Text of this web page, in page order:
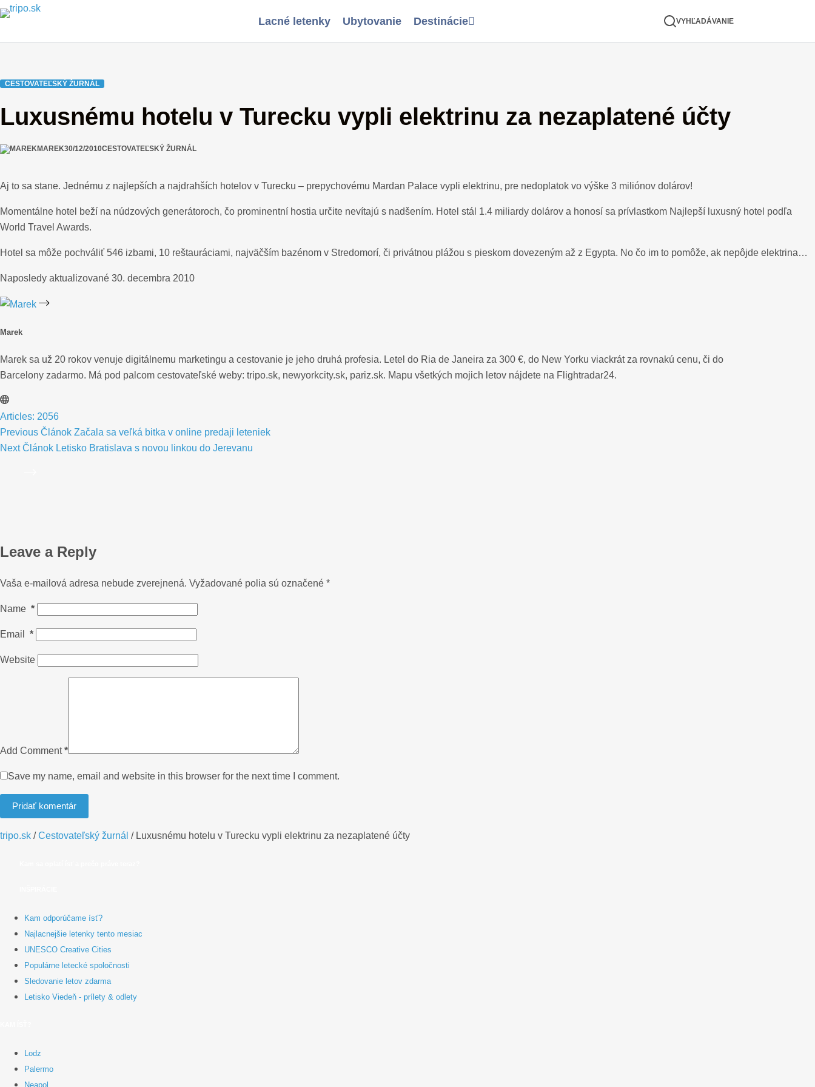
Skip
Lacné letenky Ubytovanie Destinácie VYHĽADÁVANIE
CESTOVATEĽSKÝ ŽURNÁL
Luxusnému hotelu v Turecku vypli elektrinu za nezaplatené účty
MAREK30/12/2010CESTOVATEĽSKÝ ŽURNÁL
Aj to sa stane. Jednému z najlepších a najdrahších hotelov v Turecku – prepychovému Mardan Palace vypli elektrinu, pre nedoplatok vo výške 3 miliónov dolárov!
Momentálne hotel beží na núdzových generátoroch, čo prominentní hostia určite nevítajú s nadšením. Hotel stál 1.4 miliardy dolárov a honosí sa prívlastkom Najlepší luxusný hotel podľa
World Travel Awards.
Hotel sa môže pochváliť 546 izbami, 10 reštauráciami, najväčším bazénom v Stredomorí, či privátnou plážou s pieskom dovezeným až z Egypta. No čo im to pomôže, ak nepôjde elektrina…
Naposledy aktualizované 30. decembra 2010
Marek
Marek sa už 20 rokov venuje digitálnemu marketingu a cestovanie je jeho druhá profesia. Letel do Ria de Janeira za 300 €, do New Yorku viackrát za rovnakú cenu, či do
Barcelony zadarmo. Má pod palcom cestovateľské weby: tripo.sk, newyorkcity.sk, pariz.sk. Mapu všetkých mojich letov nájdete na Flightradar24.
Articles: 2056
Previous Článok Začala sa veľká bitka v online predaji leteniek
NextČlánok Letisko Bratislava s novou linkou do Jerevanu
Leave a Reply
Vaša e-mailová adresa nebude zverejnená. Vyžadované polia sú označené *
Name *
Email *
Website
Add Comment*
Save my name, email and website in this browser for the next time I comment.
Pridať komentár
tripo.sk /Cestovateľský žurnál / Luxusnému hotelu v Turecku vypli elektrinu za nezaplatené účty
Kam odporúčame ísť?
Najlacnejšie letenky tento mesiac
UNESCO Creative Cities
Populárne letecké spoločnosti
Sledovanie letov zdarma
Letisko Viedeň - prílety & odlety
Lodz
Palermo
Neapol